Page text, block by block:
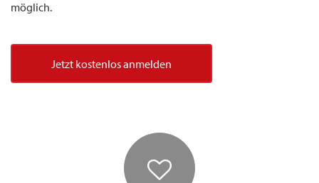
möglich.
Jetzt kostenlos anmelden